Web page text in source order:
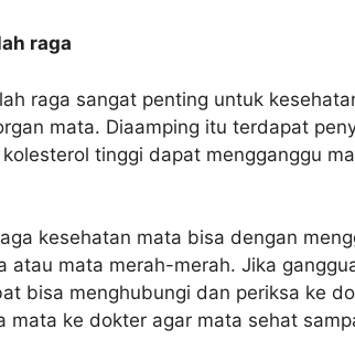
raga
raga sangat penting untuk
mata. Diaamping itu terdapat
tinggi dapat mengganggu
kesehatan mata bisa dengan
atau mata merah-merah. Jika
bisa menghubungi dan periksa ke
mata ke dokter agar mata sehat